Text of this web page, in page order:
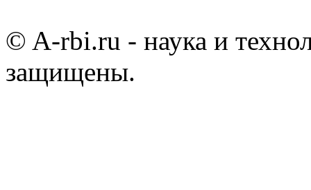
© A-rbi.ru - наука и
защищены.